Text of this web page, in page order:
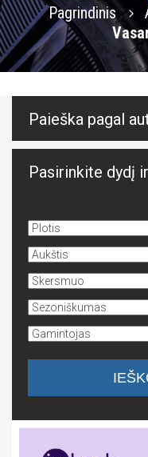
Pagrindinis
Paieška pagal
Pasirinkite dydį